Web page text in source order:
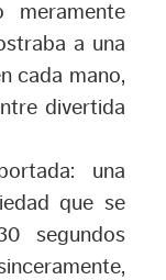
meramente
a una
cada mano,
divertida
una
que se
segundos